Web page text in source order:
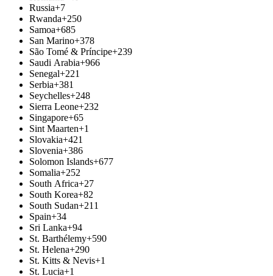
Russia+7
Rwanda+250
Samoa+685
San Marino+378
São Tomé & Príncipe+239
Saudi Arabia+966
Senegal+221
Serbia+381
Seychelles+248
Sierra Leone+232
Singapore+65
Sint Maarten+1
Slovakia+421
Slovenia+386
Solomon Islands+677
Somalia+252
South Africa+27
South Korea+82
South Sudan+211
Spain+34
Sri Lanka+94
St. Barthélemy+590
St. Helena+290
St. Kitts & Nevis+1
St. Lucia+1